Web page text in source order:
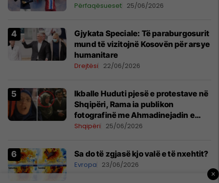
Përfaqësueset 25/06/2026
​Gjykata Speciale: Të paraburgosurit
mund të vizitojnë Kosovën për arsye
humanitare
Drejtësi 22/06/2026
Ikballe Huduti pjesë e protestave në
Shqipëri, Rama ia publikon
fotografinë me Ahmadinejadin e
Iranit
Shqipëri 25/06/2026
Sa do të zgjasë kjo valë e të nxehtit?
Evropa
23/06/2026
×